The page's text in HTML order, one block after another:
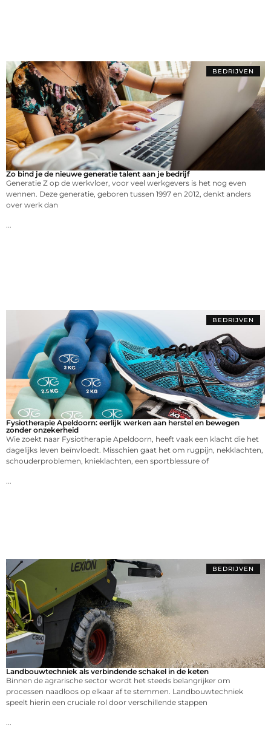
BEDRIJVEN
Zo bind je de nieuwe generatie talent aan je bedrijf
Generatie Z op de werkvloer, voor veel werkgevers is het nog even
wennen. Deze generatie, geboren tussen 1997 en 2012, denkt anders
over werk dan
BEDRIJVEN
Fysiotherapie Apeldoorn: eerlijk werken aan herstel en bewegen
zonder onzekerheid
Wie zoekt naar Fysiotherapie Apeldoorn, heeft vaak een klacht die het
dagelijks leven beïnvloedt. Misschien gaat het om rugpijn, nekklachten,
schouderproblemen, knieklachten, een sportblessure of
BEDRIJVEN
Landbouwtechniek als verbindende schakel in de keten
Binnen de agrarische sector wordt het steeds belangrijker om
processen naadloos op elkaar af te stemmen. Landbouwtechniek
speelt hierin een cruciale rol door verschillende stappen